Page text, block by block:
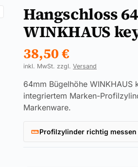
Hangschloss
WINKHAUS
38,50€
inkl. MwSt. zzgl. Versand
64mm Bügelhöhe WINKHAUS
integriertem Marken-
Markenware.
Profilzylinder richtig messen